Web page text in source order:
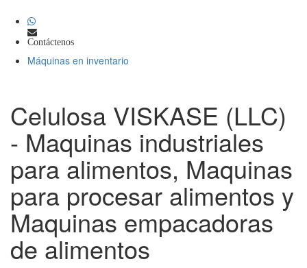
Contáctenos
Máquinas en inventario
Celulosa VISKASE (LLC)
- Maquinas industriales
para alimentos, Maquinas
para procesar alimentos y
Maquinas empacadoras
de alimentos